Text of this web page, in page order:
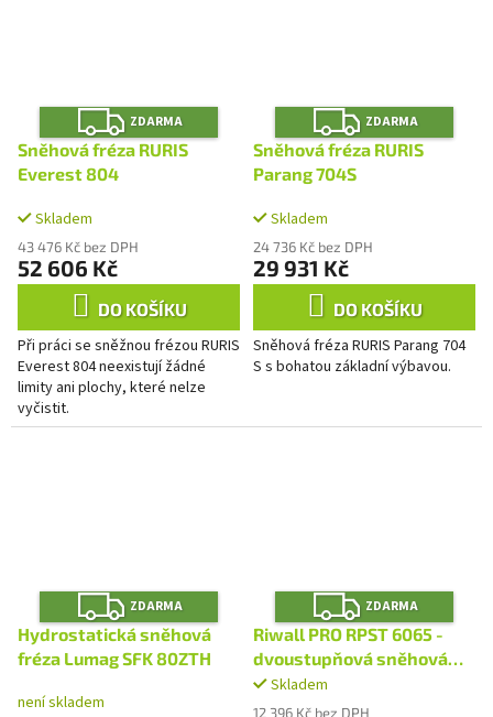
Z
D
A
R
ZDARMA
Sněhová fréza RURIS
Everest 804
Skladem
43 476 Kč bez DPH
52 606 Kč
DO KOŠÍKU
Při práci se sněžnou frézou RURIS
Everest 804 neexistují žádné
limity ani plochy, které nelze
vyčistit.
Z
D
A
R
ZDARMA
Sněhová fréza RURIS
Parang 704S
Skladem
24 736 Kč bez DPH
29 931 Kč
DO KOŠÍKU
Sněhová fréza RURIS Parang 704
S s bohatou základní výbavou.
Z
D
A
R
M
A
ZDARMA
Hydrostatická sněhová
fréza Lumag SFK 80ZTH
není skladem
Z
D
A
R
M
A
ZDARMA
Riwall PRO RPST 6065 -
dvoustupňová sněhová
fréza 6,5 HP
Průměrné
hodnocení
Skladem
12 396 Kč bez DPH